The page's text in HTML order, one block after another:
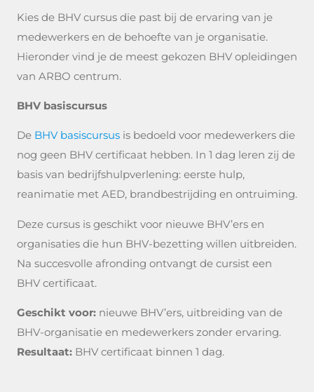
Kies de BHV cursus die past bij de ervaring van je
medewerkers en de behoefte van je organisatie.
Hieronder vind je de meest gekozen BHV opleidingen
van ARBO centrum.
BHV basiscursus
De BHV basiscursus is bedoeld voor medewerkers die
nog geen BHV certificaat hebben. In 1 dag leren zij de
basis van bedrijfshulpverlening: eerste hulp,
reanimatie met AED, brandbestrijding en ontruiming.
Deze cursus is geschikt voor nieuwe BHV’ers en
organisaties die hun BHV-bezetting willen uitbreiden.
Na succesvolle afronding ontvangt de cursist een
BHV certificaat.
Geschikt voor: nieuwe BHV’ers, uitbreiding van de
BHV-organisatie en medewerkers zonder ervaring.
Resultaat: BHV certificaat binnen 1 dag.